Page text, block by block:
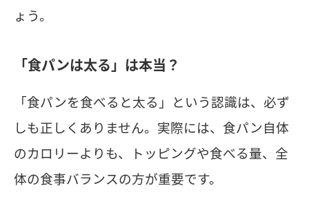
ょう。
「食パンは太る」は本当？
「食パンを食べると太る」という認識は、必ず
しも正しくありません。実際には、食パン自体
のカロリーよりも、トッピングや食べる量、全
体の食事バランスの方が重要です。